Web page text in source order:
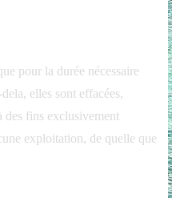
pour la durée nécessaire
elles sont effacées,
des fins exclusivement
exploitation, de quelle que